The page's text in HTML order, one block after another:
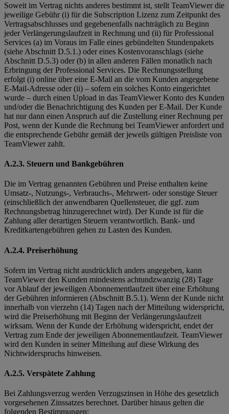
Soweit im Vertrag nichts anderes bestimmt ist, stellt TeamViewer die
jeweilige Gebühr (i) für die Subscription Lizenz zum Zeitpunkt des
Vertragsabschlusses und gegebenenfalls nachträglich zu Beginn
jeder Verlängerungslaufzeit in Rechnung und (ii) für Professional
Services (a) im Voraus im Falle eines gebündelten Stundenpakets
(siehe Abschnitt D.5.1.) oder eines Kostenvoranschlags (siehe
Abschnitt D.5.3) oder (b) in allen anderen Fällen monatlich nach
Erbringung der Professional Services. Die Rechnungsstellung
erfolgt (i) online über eine E-Mail an die vom Kunden angegebene
E-Mail-Adresse oder (ii) – sofern ein solches Konto eingerichtet
wurde – durch einen Upload in das TeamViewer Konto des Kunden
und/oder die Benachrichtigung des Kunden per E-Mail. Der Kunde
hat nur dann einen Anspruch auf die Zustellung einer Rechnung per
Post, wenn der Kunde die Rechnung bei TeamViewer anfordert und
die entsprechende Gebühr gemäß der jeweils gültigen Preisliste von
TeamViewer zahlt.
A.2.3. Steuern und Bankgebühren
Die im Vertrag genannten Gebühren und Preise enthalten keine
Umsatz-, Nutzungs-, Verbrauchs-, Mehrwert- oder sonstige Steuer
(einschließlich der anwendbaren Quellensteuer, die ggf. zum
Rechnungsbetrag hinzugerechnet wird). Der Kunde ist für die
Zahlung aller derartigen Steuern verantwortlich. Bank- und
Kreditkartengebühren gehen zu Lasten des Kunden.
A.2.4. Preiserhöhung
Sofern im Vertrag nicht ausdrücklich anders angegeben, kann
TeamViewer den Kunden mindestens achtundzwanzig (28) Tage
vor Ablauf der jeweiligen Abonnementlaufzeit über eine Erhöhung
der Gebühren informieren (Abschnitt B.5.1). Wenn der Kunde nicht
innerhalb von vierzehn (14) Tagen nach der Mitteilung widerspricht,
wird die Preiserhöhung mit Beginn der Verlängerungslaufzeit
wirksam. Wenn der Kunde der Erhöhung widerspricht, endet der
Vertrag zum Ende der jeweiligen Abonnementlaufzeit. TeamViewer
wird den Kunden in seiner Mitteilung auf diese Wirkung des
Nichtwiderspruchs hinweisen.
A.2.5. Verspätete Zahlung
Bei Zahlungsverzug werden Verzugszinsen in Höhe des gesetzlich
vorgesehenen Zinssatzes berechnet. Darüber hinaus gelten die
folgenden Bestimmungen: